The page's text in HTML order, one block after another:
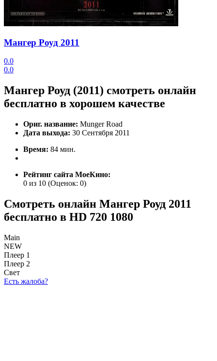
Мангер Роуд 2011
0.0
0.0
Мангер Роуд (2011) смотреть онлайн
бесплатно в хорошем качестве
Ориг. название: Munger Road
Дата выхода: 30 Сентября 2011
Время: 84 мин.
Рейтинг сайта МоеКино:
0 из 10 (Оценок: 0)
Смотреть онлайн Мангер Роуд 2011
бесплатно в HD 720 1080
Main
NEW
Плеер 1
Плеер 2
Свет
Есть жалоба?